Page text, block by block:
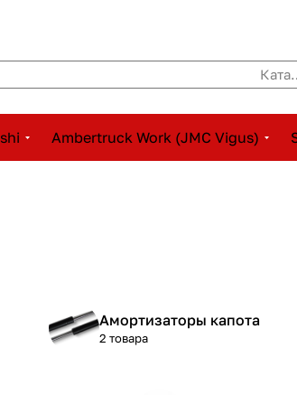
Ambertruck Work (JMC Vigus)
Амортизаторы капота
2 товара